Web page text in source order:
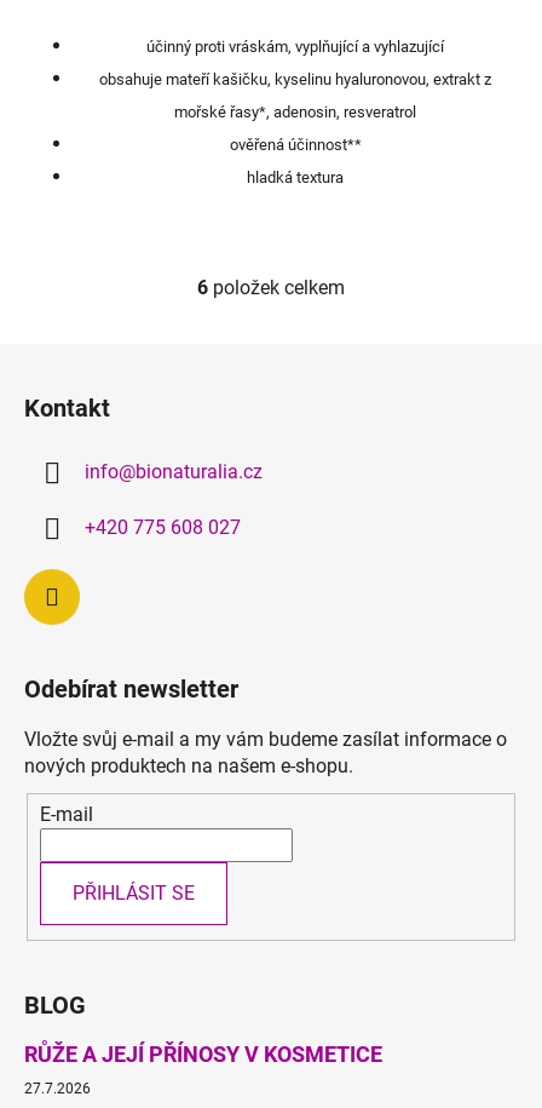
účinný proti vráskám, vyplňující a vyhlazující
obsahuje mateří kašičku, kyselinu hyaluronovou, extrakt z
mořské řasy*, adenosin, resveratrol
ověřená účinnost**
hladká textura
O
i
s
u
6 položek celkem
Kontakt
info@bionaturalia.cz
+420 775 608 027
Odebírat newsletter
Vložte svůj e-mail a my vám budeme zasílat informace o
nových produktech na našem e-shopu.
E-mail
PŘIHLÁSIT SE
BLOG
RŮŽE A JEJÍ PŘÍNOSY V KOSMETICE
27.7.2026